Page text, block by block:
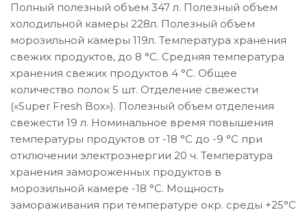
Полный полезный объeм 347 л. Полезный объем
холодильной камеры 228л. Полезный объем
морозильной камеры 119л. Температура хранения
свежих продуктов, до 8 °C. Средняя температура
хранения свежих продуктов 4 °C. Общее
количество полок 5 шт. Отделение свежести
(«Super Fresh Box»). Полезный объем отделения
свежести 19 л. Номинальное время повышения
температуры продуктов от -18 °C до -9 °C при
отключении электроэнергии 20 ч. Температура
хранения замороженных продуктов в
морозильной камере -18 °C. Мощность
замораживания при температуре окр. среды +25°С